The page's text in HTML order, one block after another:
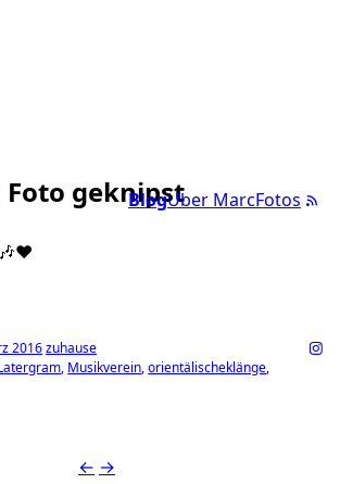
BlogÜber MarcFotos
geknipst
2016zuhause
Musikverein orientälischeklänge
← →